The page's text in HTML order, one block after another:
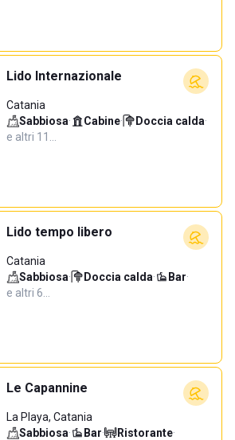
Lido Internazionale
Catania
Sabbiosa· Cabine· Doccia calda·
e altri 11…
Lido tempo libero
Catania
Sabbiosa· Doccia calda· Bar·
e altri 6…
Le Capannine
La Playa, Catania
Sabbiosa· Bar· Ristorante·